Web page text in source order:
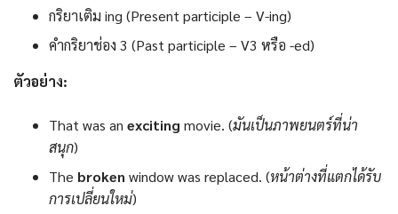
กริยาเติม ing (Present participle – V-ing)
คำกริยาช่อง 3 (Past participle – V3 หรือ -ed)
ตัวอย่าง:
That was an exciting movie. (มันเป็นภาพยนตร์ที่น่า
สนุก)
The broken window was replaced. (หน้าต่างที่แตกได้รับ
การเปลี่ยนใหม่)